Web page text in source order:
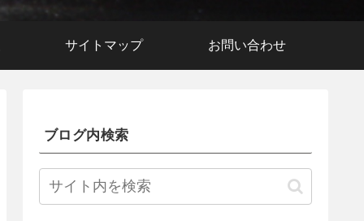
サイトマップ お問い合わせ
ブログ内検索